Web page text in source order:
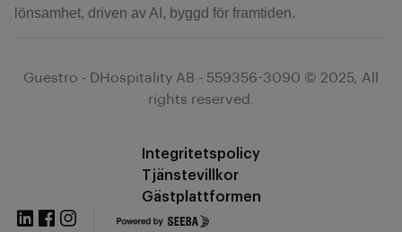
lönsamhet, driven av AI, byggd för framtiden.
Guestro - DHospitality AB - 559356-3090 © 2025, All
rights reserved.
Integritetspolicy
Tjänstevillkor
Gästplattformen